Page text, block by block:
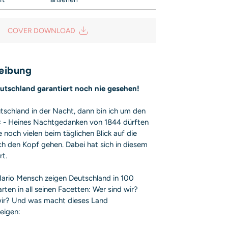
entsprechend Art. 9 Abs. 7 S. 2 der
COVER DOWNLOAD
garantiert noch nie gesehen!
in der Nacht, dann bin ich um den
- Heines Nachtgedanken von 1844 dürften
noch vielen beim täglichen Blick auf die
den Kopf gehen. Dabei hat sich in diesem
Mensch zeigen Deutschland in 100
in all seinen Facetten: Wer sind wir?
Und was macht dieses Land